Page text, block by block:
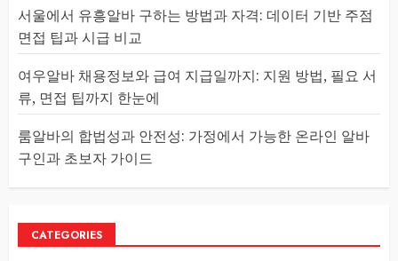
서울에서 유흥알바 구하는 방법과 자격: 데이터 기반 주점
면접 팁과 시급 비교
여우알바 채용정보와 급여 지급일까지: 지원 방법, 필요 서
류, 면접 팁까지 한눈에
룸알바의 합법성과 안전성: 가정에서 가능한 온라인 알바
구인과 초보자 가이드
CATEGORIES